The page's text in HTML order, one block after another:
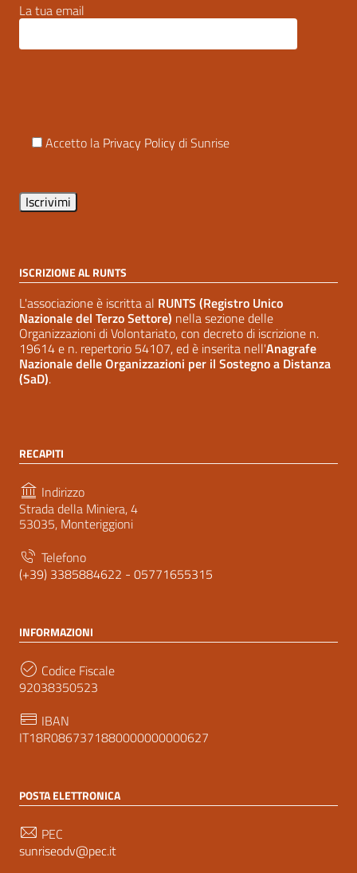
La tua email
Accetto la Privacy Policy di Sunrise
ISCRIZIONE AL RUNTS
L'associazione è iscritta al RUNTS (Registro Unico
Nazionale del Terzo Settore) nella sezione delle
Organizzazioni di Volontariato, con decreto di iscrizione n.
19614 e n. repertorio 54107, ed è inserita nell'Anagrafe
Nazionale delle Organizzazioni per il Sostegno a Distanza
(SaD).
RECAPITI
Indirizzo
Strada della Miniera, 4
53035, Monteriggioni
Telefono
(+39) 3385884622 - 05771655315
INFORMAZIONI
Codice Fiscale
92038350523
IBAN
IT18R0867371880000000000627
POSTA ELETTRONICA
PEC
sunriseodv@pec.it